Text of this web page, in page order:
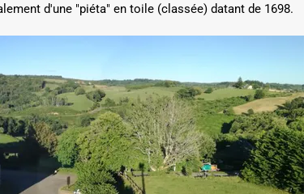
d'une "piéta" en toile (classée) datant de 1698.